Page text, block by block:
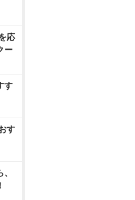
応
ー
す
す